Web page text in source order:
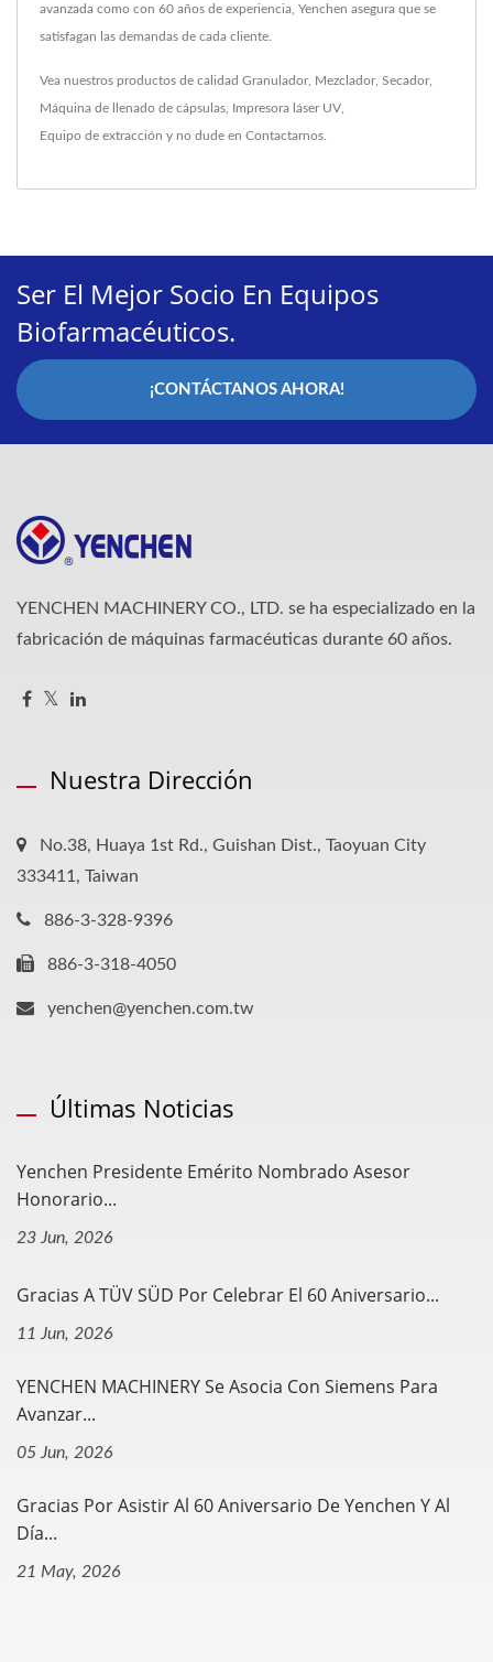
avanzada como con 60 años de experiencia, Yenchen asegura que se
satisfagan las demandas de cada cliente.
Vea nuestros productos de calidad Granulador, Mezclador, Secador,
Máquina de llenado de cápsulas Impresora láser UV
Equipo de extracción y no dude en Contactarnos
Ser El Mejor Socio En Equipos
Biofarmacéuticos.
¡CONTÁCTANOS AHORA!
YENCHEN MACHINERY CO., LTD. se ha especializado en la
fabricación de máquinas farmacéuticas durante 60 años.
Nuestra Dirección
No.38, Huaya 1st Rd., Guishan Dist., Taoyuan City
333411, Taiwan
886-3-328-9396
886-3-318-4050
yenchen@yenchen.com.tw
Últimas Noticias
Yenchen Presidente Emérito Nombrado Asesor
Honorario...
23 Jun, 2026
Gracias A TÜV SÜD Por Celebrar El 60 Aniversario...
11 Jun, 2026
YENCHEN MACHINERY Se Asocia Con Siemens Para
Avanzar...
05 Jun, 2026
Gracias Por Asistir Al 60 Aniversario De Yenchen Y Al
Día...
21 May, 2026